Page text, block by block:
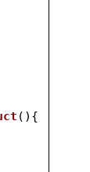
() {